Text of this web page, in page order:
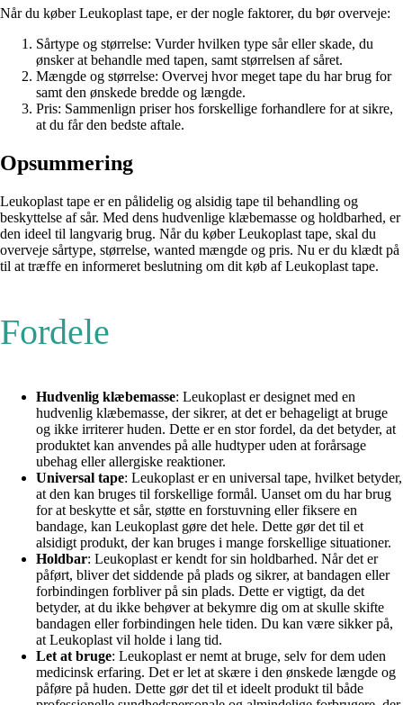
Når du køber Leukoplast tape, er der nogle faktorer, du bør overveje:
Sårtype og størrelse: Vurder hvilken type sår eller skade, du
ønsker at behandle med tapen, samt størrelsen af ​​såret.
Mængde og størrelse: Overvej hvor meget tape du har brug for
samt den ønskede bredde og længde.
Pris: Sammenlign priser hos forskellige forhandlere for at sikre,
at du får den bedste aftale.
Opsummering
Leukoplast tape er en pålidelig og alsidig tape til behandling og
beskyttelse af sår. Med dens hudvenlige klæbemasse og holdbarhed, er
den ideel til langvarig brug. Når du køber Leukoplast tape, skal du
overveje sårtype, størrelse, wanted mængde og pris. Nu er du klædt på
til at træffe en informeret beslutning om dit køb af Leukoplast tape.
Fordele
Hudvenlig klæbemasse: Leukoplast er designet med en
hudvenlig klæbemasse, der sikrer, at det er behageligt at bruge
og ikke irriterer huden. Dette er en stor fordel, da det betyder, at
produktet kan anvendes på alle hudtyper uden at forårsage
ubehag eller allergiske reaktioner.
Universal tape: Leukoplast er en universal tape, hvilket betyder,
at den kan bruges til forskellige formål. Uanset om du har brug
for at beskytte et sår, støtte en forstuvning eller fiksere en
bandage, kan Leukoplast gøre det hele. Dette gør det til et
alsidigt produkt, der kan bruges i mange forskellige situationer.
Holdbar: Leukoplast er kendt for sin holdbarhed. Når det er
påført, bliver det siddende på plads og sikrer, at bandagen eller
forbindingen forbliver på sin plads. Dette er vigtigt, da det
betyder, at du ikke behøver at bekymre dig om at skulle skifte
bandagen eller forbindingen hele tiden. Du kan være sikker på,
at Leukoplast vil holde i lang tid.
Let at bruge: Leukoplast er nemt at bruge, selv for dem uden
medicinsk erfaring. Det er let at skære i den ønskede længde og
påføre på huden. Dette gør det til et ideelt produkt til både